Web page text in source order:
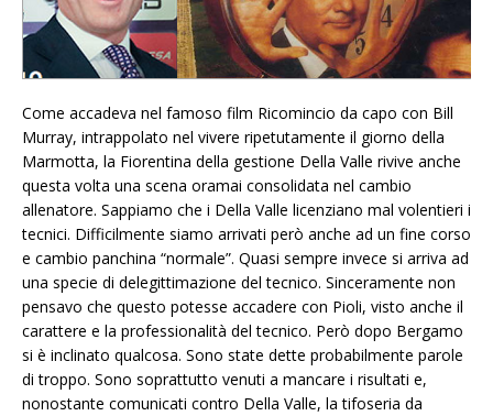
Come accadeva nel famoso film Ricomincio da capo con Bill
Murray, intrappolato nel vivere ripetutamente il giorno della
Marmotta, la Fiorentina della gestione Della Valle rivive anche
questa volta una scena oramai consolidata nel cambio
allenatore. Sappiamo che i Della Valle licenziano mal volentieri i
tecnici. Difficilmente siamo arrivati però anche ad un fine corso
e cambio panchina “normale”. Quasi sempre invece si arriva ad
una specie di delegittimazione del tecnico. Sinceramente non
pensavo che questo potesse accadere con Pioli, visto anche il
carattere e la professionalità del tecnico. Però dopo Bergamo
si è inclinato qualcosa. Sono state dette probabilmente parole
di troppo. Sono soprattutto venuti a mancare i risultati e,
nonostante comunicati contro Della Valle, la tifoseria da